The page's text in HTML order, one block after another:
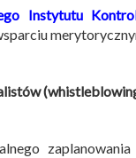
Instytutu